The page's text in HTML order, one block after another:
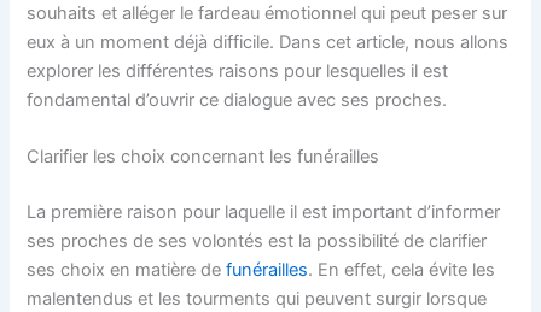
souhaits et alléger le fardeau émotionnel qui peut peser sur
eux à un moment déjà difficile. Dans cet article, nous allons
explorer les différentes raisons pour lesquelles il est
fondamental d’ouvrir ce dialogue avec ses proches.
Clarifier les choix concernant les funérailles
La première raison pour laquelle il est important d’informer
ses proches de ses volontés est la possibilité de clarifier
ses choix en matière defunérailles. En effet, cela évite les
malentendus et les tourments qui peuvent surgir lorsque